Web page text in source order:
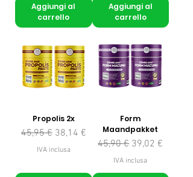
Aggiungi al
carrello
Aggiungi al
carrello
Propolis 2x
Prezzo regolare
45,95 € Prezzo scontato
38,14 €
IVA inclusa
Form
Maandpakket
Prezzo regolare
45,90 € Prezzo scontato
39,02 €
IVA inclusa